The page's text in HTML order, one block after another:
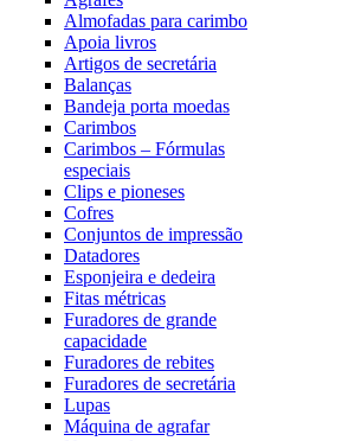
Almofadas para carimbo
Apoia livros
Artigos de secretária
Balanças
Bandeja porta moedas
Carimbos
Carimbos – Fórmulas
especiais
Clips e pioneses
Cofres
Conjuntos de impressão
Datadores
Esponjeira e dedeira
Fitas métricas
Furadores de grande
capacidade
Furadores de rebites
Furadores de secretária
Lupas
Máquina de agrafar